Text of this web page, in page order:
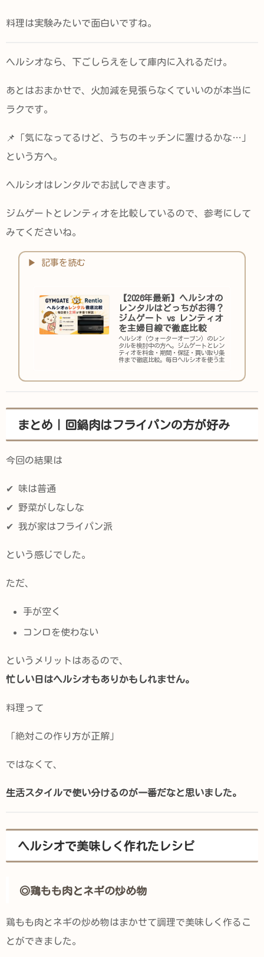
料理は実験みたいで面白いですね。
ヘルシオなら、下ごしらえをして庫内に入れるだけ。
あとはおまかせで、火加減を見張らなくていいのが本当に
ラクです。
📌「気になってるけど、うちのキッチンに置けるかな…」
という方へ。
ヘルシオはレンタルでお試しできます。
ジムゲートとレンティオを比較しているので、参考にして
みてくださいね。
【2026年最新】ヘルシオの
レンタルはどっちがお得？
ジムゲート vs レンティオ
を主婦目線で徹底比較
ヘルシオ（ウォーターオーブン）のレン
タルを検討中の方へ。ジムゲートとレン
ティオを料金・期間・保証・買い取り条
件まで徹底比較。毎日ヘルシオを使う主
まとめ｜回鍋肉はフライパンの方が好み
今回の結果は
✔ 味は普通
✔ 野菜がしなしな
✔ 我が家はフライパン派
という感じでした。
ただ、
手が空く
コンロを使わない
というメリットはあるので、
忙しい日はヘルシオもありかもしれません。
料理って
「絶対この作り方が正解」
ではなくて、
生活スタイルで使い分けるのが一番だなと思いました。
ヘルシオで美味しく作れたレシピ
◎鶏もも肉とネギの炒め物
鶏もも肉とネギの炒め物はまかせて調理で美味しく作るこ
とができました。